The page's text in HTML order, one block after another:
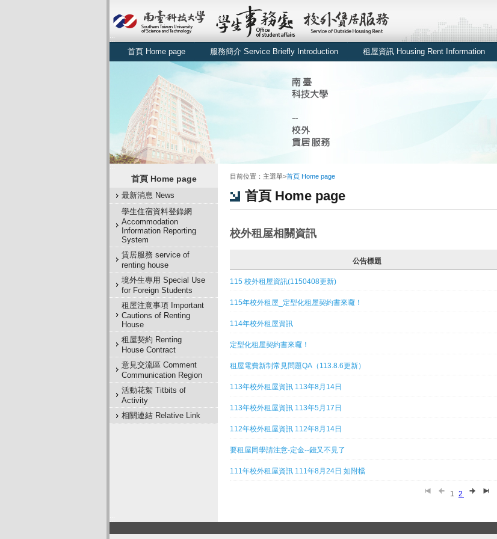
:::
首頁 Home page 服務簡介 Service Briefly Introduction 租屋資訊 Housing Rent Information
首頁 Home page
最新消息 News
學生住宿資料登錄網
Accommodation
Information Reporting
System
賃居服務 service of
renting house
境外生專用 Special Use
for Foreign Students
租屋注意事項 Important
Cautions of Renting
House
租屋契約 Renting
House Contract
意見交流區 Comment
Communication Region
活動花絮 Titbits of
Activity
相關連結 Relative Link
目前位置： 主選單>首頁 Home page
首頁 Home page
校外租屋相關資訊
公告標題
115 校外租屋資訊(1150408更新)
115年校外租屋_定型化租屋契約書來囉！
114年校外租屋資訊
定型化租屋契約書來囉！
租屋電費新制常見問題QA（113.8.6更新）
113年校外租屋資訊 113年8月14日
113年校外租屋資訊 113年5月17日
112年校外租屋資訊 112年8月14日
要租屋同學請注意-定金--錢又不見了
111年校外租屋資訊 111年8月24日 如附檔
1 2